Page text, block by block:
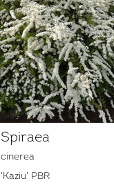
Spiraea
cinerea
'Kaziu' PBR